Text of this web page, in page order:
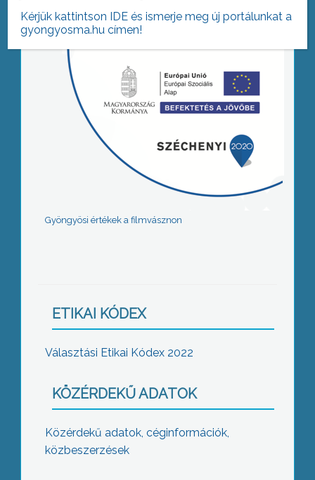
Gyöngyösi értékek a filmvásznon
ETIKAI KÓDEX
Választási Etikai Kódex 2022
KÖZÉRDEKŰ ADATOK
Közérdekű adatok, céginformációk,
közbeszerzések
Kérjük kattintson IDE és ismerje meg új portálunkat a
gyongyosma.hu címen!